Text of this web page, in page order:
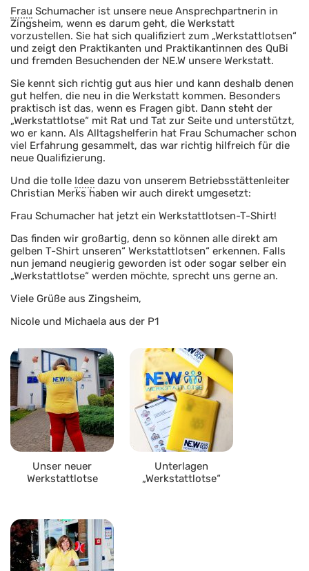
Frau Schumacher ist unsere neue Ansprechpartnerin in
Zingsheim, wenn es darum geht, die Werkstatt
vorzustellen. Sie hat sich qualifiziert zum „Werkstattlotsen“
und zeigt den Praktikanten und Praktikantinnen des QuBi
und fremden Besuchenden der NE.W unsere Werkstatt.
Sie kennt sich richtig gut aus hier und kann deshalb denen
gut helfen, die neu in die Werkstatt kommen. Besonders
praktisch ist das, wenn es Fragen gibt. Dann steht der
„Werkstattlotse“ mit Rat und Tat zur Seite und unterstützt,
wo er kann. Als Alltagshelferin hat Frau Schumacher schon
viel Erfahrung gesammelt, das war richtig hilfreich für die
neue Qualifizierung.
Und die tolle Idee dazu von unserem Betriebsstättenleiter
Christian Merks haben wir auch direkt umgesetzt:
Frau Schumacher hat jetzt ein Werkstattlotsen-T-Shirt!
Das finden wir großartig, denn so können alle direkt am
gelben T-Shirt unseren“ Werkstattlotsen“ erkennen. Falls
nun jemand neugierig geworden ist oder sogar selber ein
„Werkstattlotse“ werden möchte, sprecht uns gerne an.
Viele Grüße aus Zingsheim,
Nicole und Michaela aus der P1
Unser neuer
Werkstattlotse
Unterlagen
„Werkstattlotse“